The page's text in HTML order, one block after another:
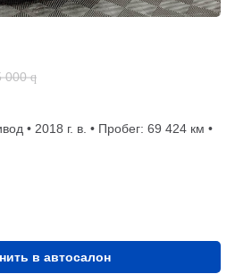
000 q
• 2018 г. в. • Пробег: 69 424 км •
в автосалон